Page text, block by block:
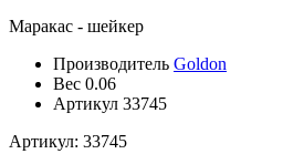
Маракас - шейкер
Производитель Goldon
Вес 0.06
Артикул 33745
Артикул: 33745